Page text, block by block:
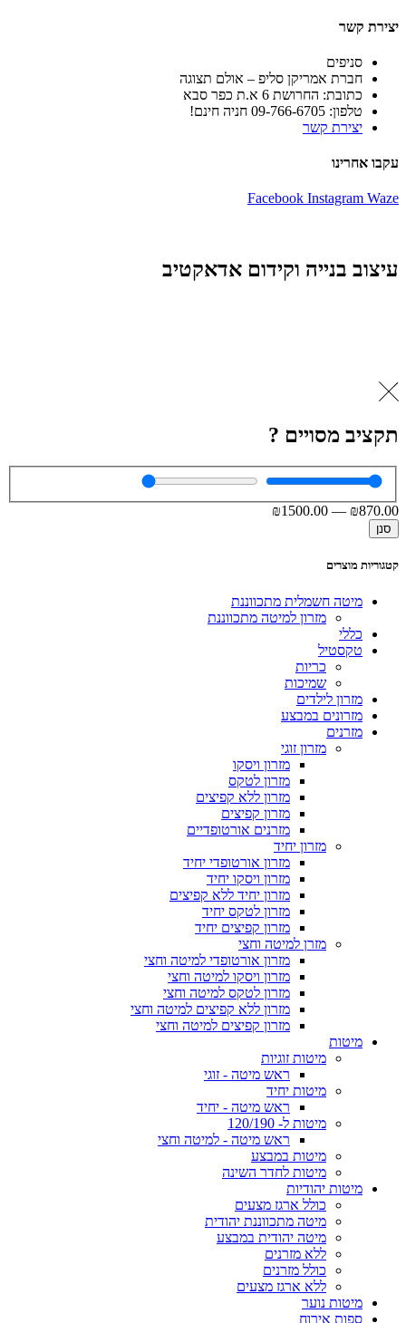
יצירת קשר
סניפים
חברת אמריקן סליפ – אולם תצוגה
כתובת: החרושת 6 א.ת כפר סבא
טלפון: 09-766-6705 חניה חינם!
יצירת קשר
עקבו אחרינו
Facebook Instagram Waze
עיצוב בנייה וקידום אדאקטיב
תקציב מסויים ?
₪870.00
—
₪1500.00
סנן
קטגוריות מוצרים
מיטה חשמלית מתכווננת
מזרון למיטה מתכווננת
כללי
טקסטיל
כריות
שמיכות
מזרון לילדים
מזרונים במבצע
מזרנים
מזרון זוגי
מזרון ויסקו
מזרון לטקס
מזרון ללא קפיצים
מזרון קפיצים
מזרנים אורטופדיים
מזרון יחיד
מזרון אורטופדי יחיד
מזרון ויסקו יחיד
מזרון יחיד ללא קפיצים
מזרון לטקס יחיד
מזרון קפיצים יחיד
מזרן למיטה וחצי
מזרון אורטופדי למיטה וחצי
מזרון ויסקו למיטה וחצי
מזרון לטקס למיטה וחצי
מזרון ללא קפיצים למיטה וחצי
מזרון קפיצים למיטה וחצי
מיטות
מיטות זוגיות
ראש מיטה - זוגי
מיטות יחיד
ראש מיטה - יחיד
מיטות ל- 120/190
ראש מיטה - למיטה וחצי
מיטות במבצע
מיטות לחדר השינה
מיטות יהודיות
כולל ארגז מצעים
מיטה מתכווננת יהודית
מיטה יהודית במבצע
ללא מזרנים
כולל מזרנים
ללא ארגז מצעים
מיטות נוער
ספות אירוח